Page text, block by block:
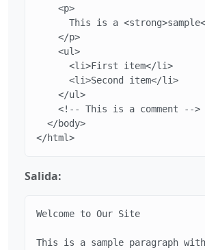
    <p>
This is a
    </p>
    <ul>
      <li>First item</li>
      <li>Second item</li>
    </ul>
    <!-- This is a comment -->
  </body>
</html>
Salida:
Welcome to Our Site
This is a sample paragraph